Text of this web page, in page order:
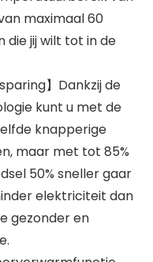
maximaal 60
die jij wilt tot in de
】Dankzij de
kunt u met de
knapperige
maar met tot 85%
50% sneller gaar
elektriciteit dan
gezonder en